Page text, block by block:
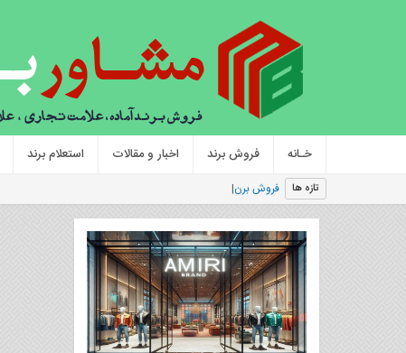
خـانه فروش برند اخبار و مقالات استعلام برند
تازه ها فروش برند تجاری و تا